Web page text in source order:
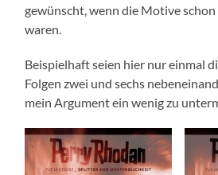
gewünscht, wenn die Motive
waren.
Beispielhaft seien hier nur einmal
Folgen zwei und sechs
mein Argument ein wenig zu